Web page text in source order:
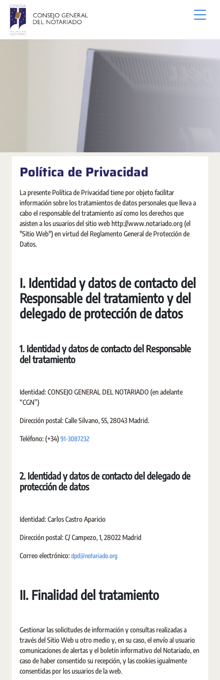
Saut au contenu principal
Política de Privacidad
La presente Política de Privacidad tiene por objeto facilitar
información sobre los tratamientos de datos personales que lleva a
cabo el responsable del tratamiento así como los derechos que
asisten a los usuarios del sitio web http://www.notariado.org (el
"Sitio Web") en virtud del Reglamento General de Protección de
Datos.
I. Identidad y datos de contacto del
Responsable del tratamiento y del
delegado de protección de datos
1. Identidad y datos de contacto del Responsable
del tratamiento
Identidad: CONSEJO GENERAL DEL NOTARIADO (en adelante
“CGN”)
Dirección postal: Calle Silvano, 55, 28043 Madrid.
Teléfono: (+34)91-3087232
2. Identidad y datos de contacto del delegado de
protección de datos
Identidad: Carlos Castro Aparicio
Dirección postal: C/ Campezo, 1, 28022 Madrid
Correo electrónico:dpd@notariado.org
II. Finalidad del tratamiento
Gestionar las solicitudes de información y consultas realizadas a
través del Sitio Web u otro medio y, en su caso, el envío al usuario
comunicaciones de alertas y el boletín informativo del Notariado, en
caso de haber consentido su recepción, y las cookies igualmente
consentidas por los usuarios de la web.